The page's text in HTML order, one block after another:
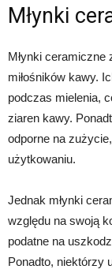
Młynki
Młynki
miłośników kawy.
podczas mielenia,
ziaren kawy.
odporne na
użytkowaniu.
Jednak młynki
względu na swoją
podatne na
Ponadto, niektórzy